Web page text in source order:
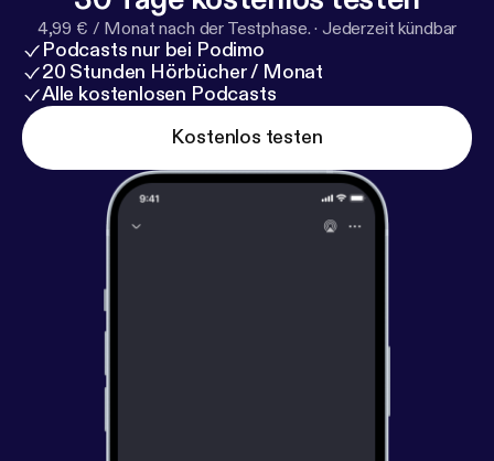
4,99 € / Monat nach der Testphase. · Jederzeit kündbar
Podcasts nur bei Podimo
20 Stunden Hörbücher / Monat
Alle kostenlosen Podcasts
Kostenlos testen